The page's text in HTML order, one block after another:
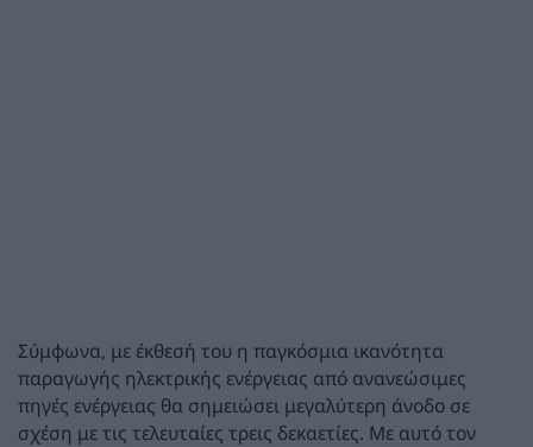
Σύμφωνα, με έκθεσή του η παγκόσμια ικανότητα
παραγωγής ηλεκτρικής ενέργειας από ανανεώσιμες
πηγές ενέργειας θα σημειώσει μεγαλύτερη άνοδο σε
σχέση με τις τελευταίες τρεις δεκαετίες. Με αυτό τον